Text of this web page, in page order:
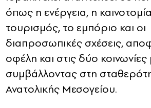
όπως η ενέργεια, η
τουρισμός, το εμπόριο και οι
διαπροσωπικές σχέσεις,
οφέλη και στις δύο κοινωνίες
συμβάλλοντας στη
Ανατολικής Μεσογείου.